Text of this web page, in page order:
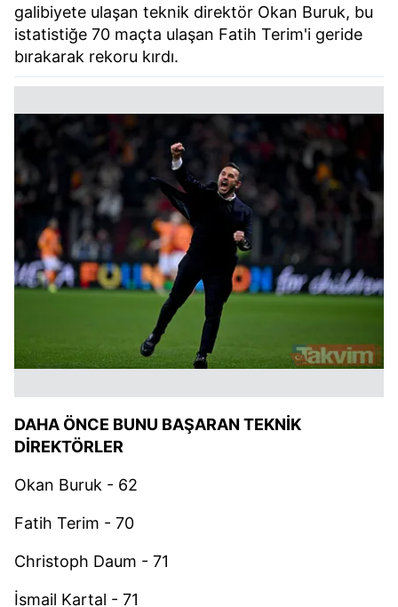
galibiyete ulaşan teknik direktör Okan Buruk, bu
istatistiğe 70 maçta ulaşan Fatih Terim'i geride
bırakarak rekoru kırdı.
DAHA ÖNCE BUNU BAŞARAN TEKNİK
DİREKTÖRLER
Okan Buruk - 62
Fatih Terim - 70
Christoph Daum - 71
İsmail Kartal - 71